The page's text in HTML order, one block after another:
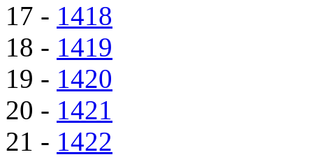
17 - 1418
18 - 1419
19 - 1420
20 - 1421
21 - 1422